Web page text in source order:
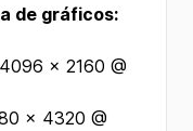
de gráficos:
4096 x 2160 @
x 4320 @